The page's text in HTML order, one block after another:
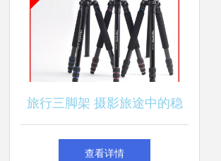
旅行三脚架 摄影旅途中的稳
固天使
查看详情